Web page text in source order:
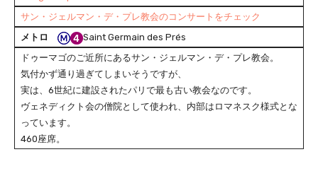
サン・ジェルマン・デ・プレ教会のコンサートをチェック
メトロ
Saint Germain des Prés
ドゥーマゴのご近所にあるサン・ジェルマン・デ・プレ教会。
気付かず通り過ぎてしまいそうですが、
実は、6世紀に建設されたパリで最も古い教会なのです。
ヴェネディクト会の僧院として使われ、内部はロマネスク様式とな
っています。
460座席。